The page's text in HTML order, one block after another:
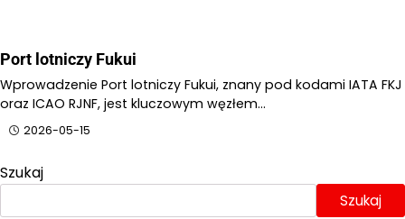
Port lotniczy Fukui
Wprowadzenie Port lotniczy Fukui, znany pod kodami IATA FKJ
oraz ICAO RJNF, jest kluczowym węzłem…
2026-05-15
Szukaj
Szukaj